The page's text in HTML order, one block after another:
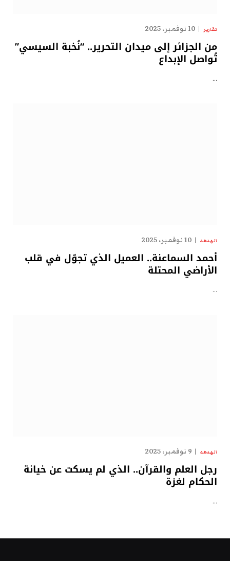
تقارير 10 نوفمبر، 2025
من الجزائر إلى ميدان التحرير.. “نُخبة السيسي”
تُواصل الإبداع
…
الهدهد 10 نوفمبر، 2025
أحمد السماعنة.. العميل الذي تجوّل في قلب
الأراضي المحتلة
…
الهدهد 9 نوفمبر، 2025
رجل العلم والقرآن.. الذي لم يسكت عن خيانة
الحكام لغزة
…